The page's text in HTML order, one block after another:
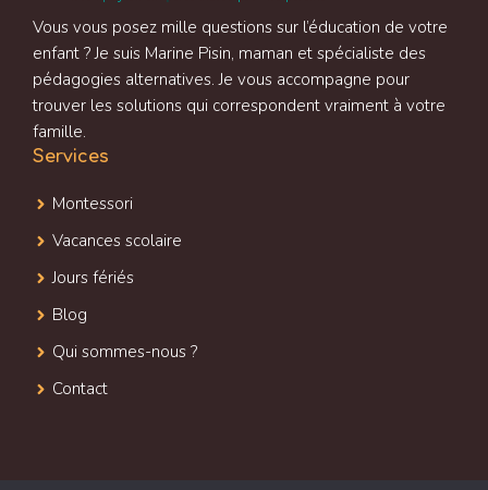
Vous vous posez mille questions sur l’éducation de votre
enfant ? Je suis Marine Pisin, maman et spécialiste des
pédagogies alternatives. Je vous accompagne pour
trouver les solutions qui correspondent vraiment à votre
famille.
Services
Montessori
Vacances scolaire
Jours fériés
Blog
Qui sommes-nous ?
Contact